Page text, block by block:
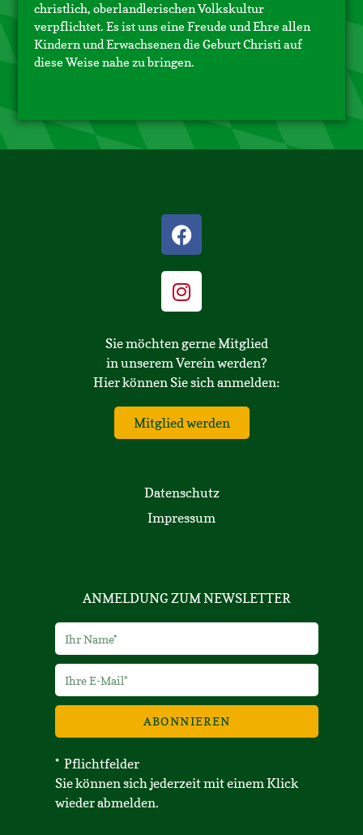
christlich, oberlandlerischen Volkskultur
verpflichtet. Es ist uns eine Freude und Ehre allen
Kindern und Erwachsenen die Geburt Christi auf
diese Weise nahe zu bringen.
Sie möchten gerne Mitglied
in unserem Verein werden?
Hier können Sie sich anmelden:
Mitglied werden
Datenschutz
Impressum
ANMELDUNG ZUM NEWSLETTER
ABONNIEREN
* Pflichtfelder
Sie können sich jederzeit mit einem Klick
wieder abmelden.